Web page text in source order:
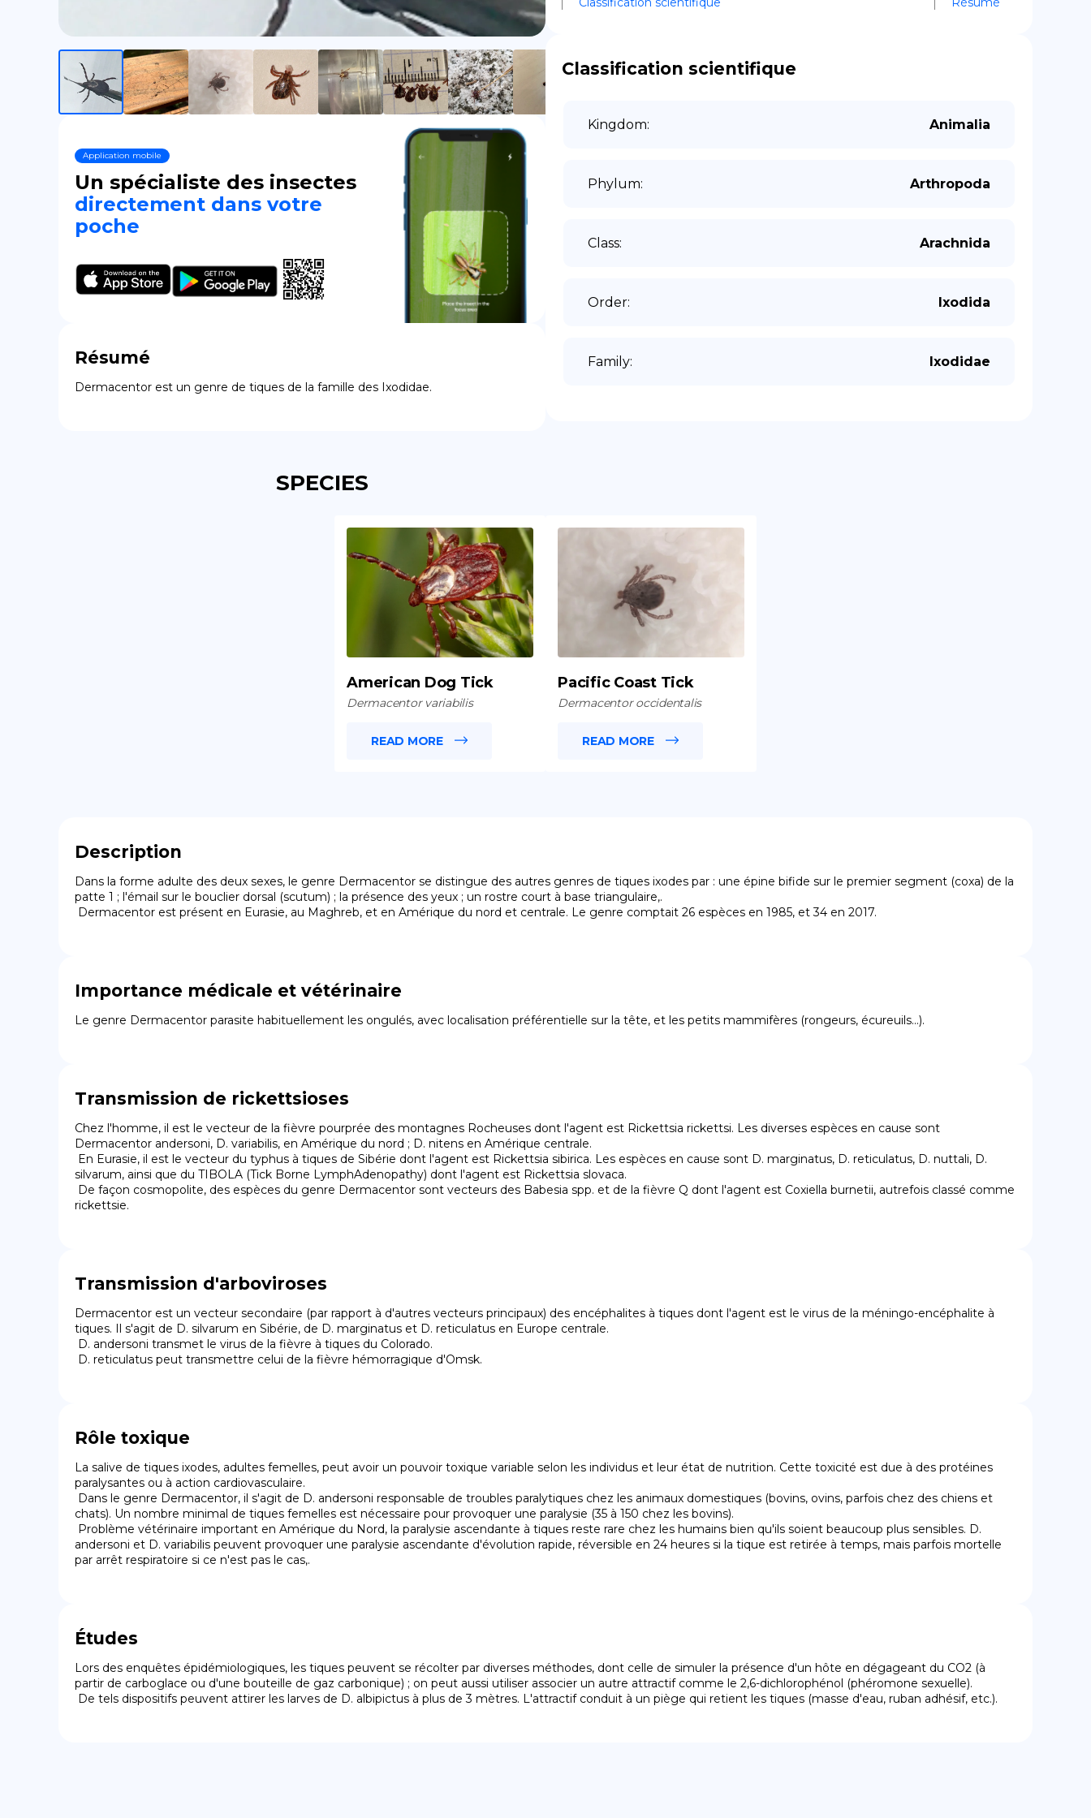
DE
Application mobile
Un spécialiste des insectes
directement dans votre
poche
Résumé
Dermacentor est un genre de tiques de la famille des Ixodidae.
Classification scientifique
Kingdom: Animalia
Phylum: Arthropoda
Class: Arachnida
Order: Ixodida
Family: Ixodidae
SPECIES
American Dog Tick
Dermacentor variabilis
READ MORE
Pacific Coast Tick
Dermacentor occidentalis
READ MORE
Description
Dans la forme adulte des deux sexes, le genre Dermacentor se distingue des autres genres de tiques ixodes par : une épine bifide sur le premier segment (coxa) de la
patte 1 ; l'émail sur le bouclier dorsal (scutum) ; la présence des yeux ; un rostre court à base triangulaire,.
Dermacentor est présent en Eurasie, au Maghreb, et en Amérique du nord et centrale. Le genre comptait 26 espèces en 1985, et 34 en 2017.
Importance médicale et vétérinaire
Le genre Dermacentor parasite habituellement les ongulés, avec localisation préférentielle sur la tête, et les petits mammifères (rongeurs, écureuils...).
Transmission de rickettsioses
Chez l'homme, il est le vecteur de la fièvre pourprée des montagnes Rocheuses dont l'agent est Rickettsia rickettsi. Les diverses espèces en cause sont
Dermacentor andersoni, D. variabilis, en Amérique du nord ; D. nitens en Amérique centrale.
silvarum, ainsi que du TIBOLA (Tick Borne LymphAdenopathy) dont l'agent est Rickettsia slovaca.
rickettsie.
Transmission d'arboviroses
Dermacentor est un vecteur secondaire (par rapport à d'autres vecteurs principaux) des encéphalites à tiques dont l'agent est le virus de la méningo-encéphalite à
tiques. Il s'agit de D. silvarum en Sibérie, de D. marginatus et D. reticulatus en Europe centrale.
D. reticulatus peut transmettre celui de la fièvre hémorragique d'Omsk.
Rôle toxique
La salive de tiques ixodes, adultes femelles, peut avoir un pouvoir toxique variable selon les individus et leur état de nutrition. Cette toxicité est due à des protéines
paralysantes ou à action cardiovasculaire.
chats). Un nombre minimal de tiques femelles est nécessaire pour provoquer une paralysie (35 à 150 chez les bovins).
andersoni et D. variabilis peuvent provoquer une paralysie ascendante d'évolution rapide, réversible en 24 heures si la tique est retirée à temps, mais parfois mortelle
par arrêt respiratoire si ce n'est pas le cas,.
Études
Lors des enquêtes épidémiologiques, les tiques peuvent se récolter par diverses méthodes, dont celle de simuler la présence d'un hôte en dégageant du CO2 (à
partir de carboglace ou d'une bouteille de gaz carbonique) ; on peut aussi utiliser associer un autre attractif comme le 2,6-dichlorophénol (phéromone sexuelle).
De tels dispositifs peuvent attirer les larves de D. albipictus à plus de 3 mètres. L'attractif conduit à un piège qui retient les tiques (masse d'eau, ruban adhésif, etc.).